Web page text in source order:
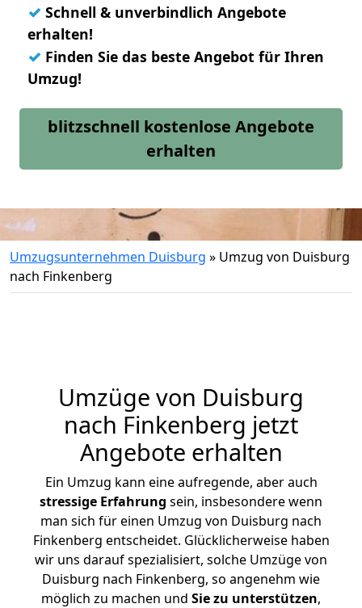
✓ Schnell & unverbindlich Angebote
erhalten!
✓ Finden Sie das beste Angebot für Ihren
Umzug!
blitzschnell kostenlose Angebote
erhalten
Umzugsunternehmen Duisburg » Umzug von Duisburg
nach Finkenberg
Umzüge von Duisburg
nach Finkenberg jetzt
Angebote erhalten
Ein Umzug kann eine aufregende, aber auch
stressige Erfahrung sein, insbesondere wenn
man sich für einen Umzug von Duisburg nach
Finkenberg entscheidet. Glücklicherweise haben
wir uns darauf spezialisiert, solche Umzüge von
Duisburg nach Finkenberg, so angenehm wie
möglich zu machen und Sie zu unterstützen,